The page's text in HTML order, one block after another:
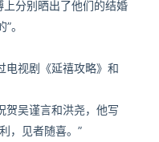
分别晒出了他们的结婚
。
电视剧《延禧攻略》和
贺吴谨言和洪尧，他写
，见者随喜。”